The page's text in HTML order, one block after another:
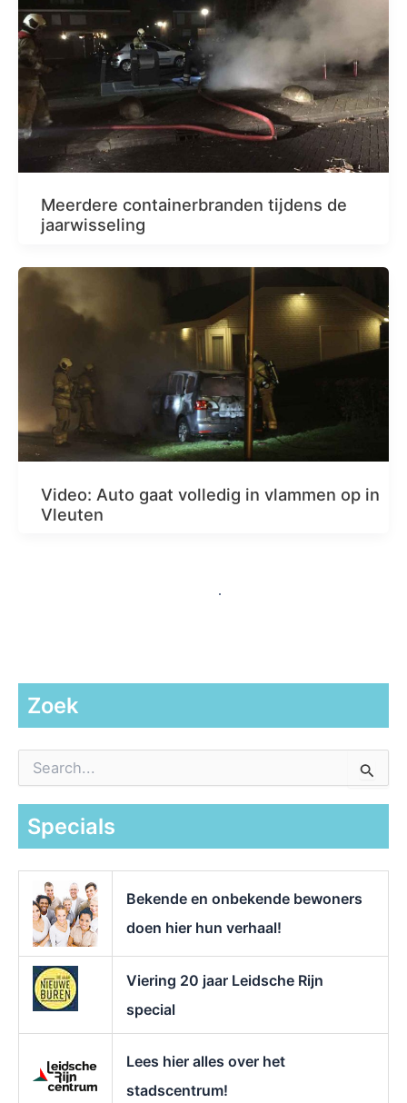
Meerdere containerbranden tijdens de
jaarwisseling
Video: Auto gaat volledig in vlammen op in
Vleuten
Zoek
a
Specials
Bekende en onbekende bewoners
doen hier hun verhaal!
Viering 20 jaar Leidsche Rijn
special
Lees hier alles over het
stadscentrum!